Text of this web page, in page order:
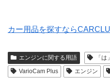
カー用品を探すなら
エンジンに関する用語 「は」
VarioCam Plus
エンジン